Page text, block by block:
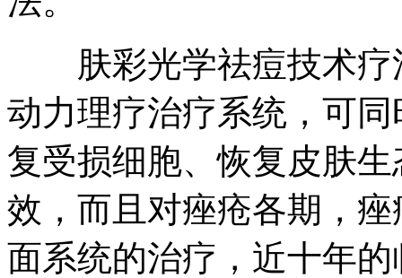
肤彩光学祛痘技术疗
动力理疗治疗系统，可
复受损细胞、恢复皮肤
效，而且对痤疮各期，
面系统的治疗，近十年